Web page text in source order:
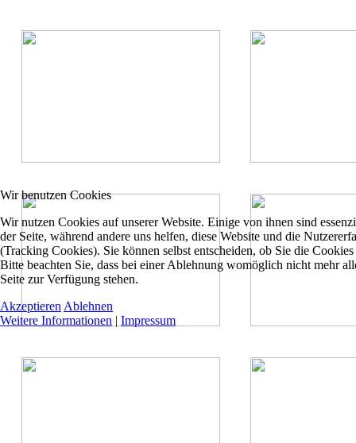
Wir benutzen Cookies
Wir nutzen Cookies auf unserer Website. Einige von ihnen sind
der Seite, während andere uns helfen, diese Website und die
(Tracking Cookies). Sie können selbst entscheiden, ob Sie die
Bitte beachten Sie, dass bei einer Ablehnung womöglich nicht mehr
Seite zur Verfügung stehen.
Akzeptieren Ablehnen
Weitere Informationen | Impressum